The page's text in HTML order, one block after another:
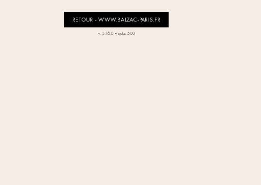
RETOUR - WWW.BALZAC-PARIS.FR
v. 3.16.0- status: 500